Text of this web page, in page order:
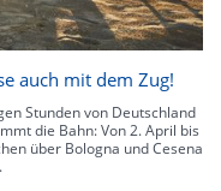
auch mit dem Zug!
Stunden von Deutschland
die Bahn: Von 2. April bis
über Bologna und Cesena